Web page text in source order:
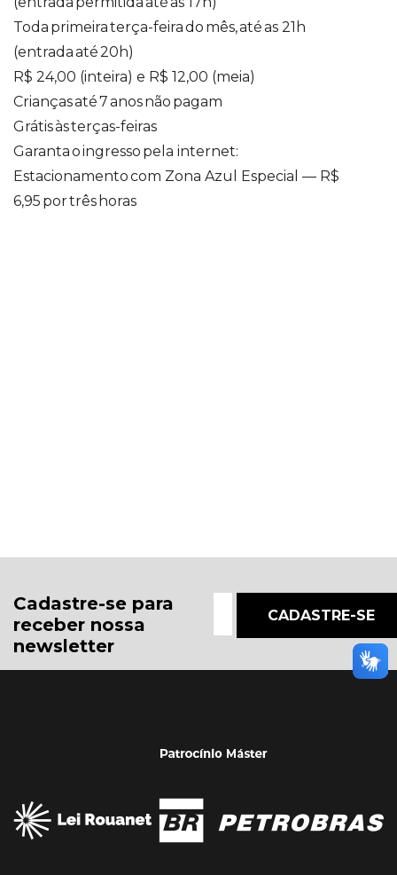
Toda primeira terça-feira do mês, até as 21h
(entrada até 20h)
R$ 24,00 (inteira) e R$ 12,00 (meia)
Crianças até 7 anos não pagam
Grátis às terças-feiras
Garanta o ingresso pela internet:
Estacionamento com Zona Azul Especial — R$
6,95 por três horas
Cadastre-se para
receber nossa
newsletter